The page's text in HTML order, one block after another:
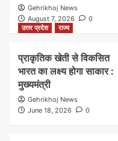
Gehrikhoj News
August 7, 2026
0
उत्तर प्रदेश राज्य
प्राकृतिक खेती से विकसित
भारत का लक्ष्य होगा साकार :
मुख्यमंत्री
Gehrikhoj News
June 18, 2026
0